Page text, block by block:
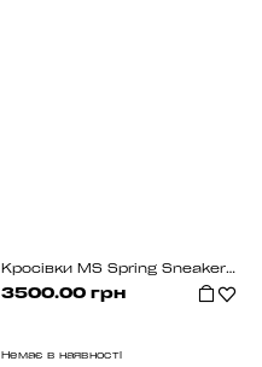
Кросiвки MS Spring Sneakers Full White
3500.00 грн
Немає в наявності